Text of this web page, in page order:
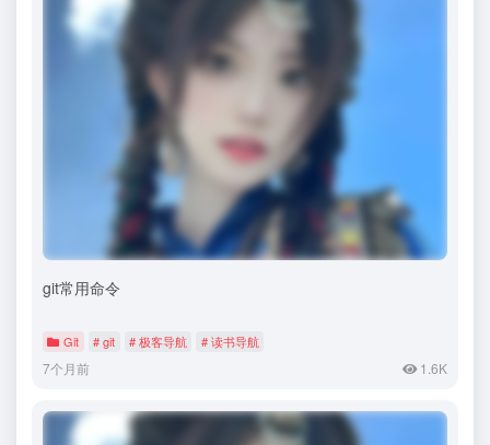
git常用命令
Git # git # 极客导航 # 读书导航
7个月前 1.6K